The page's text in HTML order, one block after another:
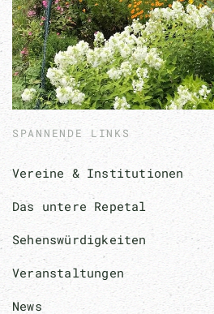
SPANNENDE LINKS
Vereine & Institutionen
Das untere Repetal
Sehenswürdigkeiten
Veranstaltungen
News